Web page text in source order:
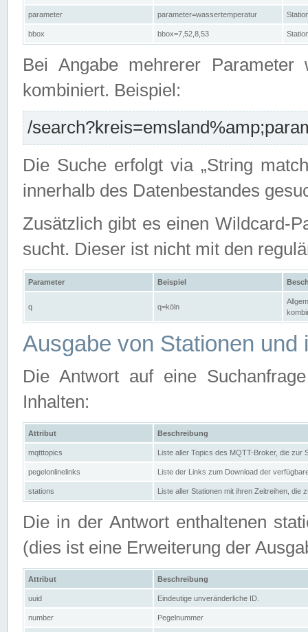
parameter parameter=wassertemperatur
bbox bbox=7,52,8,53
Bei Angabe mehrerer Parameter
kombiniert. Beispiel:
/
Die Suche erfolgt via „String
innerhalb des Datenbestandes
Zusätzlich gibt es einen Wildcard-
sucht. Dieser ist nicht mit den
Parameter Beispiel
q q=köln
Ausgabe von Stationen und
Die Antwort auf eine
Inhalten:
Attribut Beschreibung
mqtttopics Liste aller Topics des MQTT-Broker, die zur
pegelonlinelinks Liste der Links zum Download der
stations Liste aller Stationen mit ihren Zeitreihen, die
Die in der Antwort enthaltenen
(dies ist eine Erweiterung der
Attribut Beschreibung
uuid Eindeutige unveränderliche ID.
number Pegelnummer